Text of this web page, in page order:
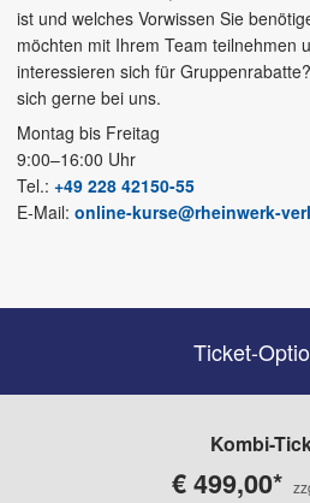
ist und welches Vorwissen Sie
möchten mit Ihrem Team teilnehmen
interessieren sich für
sich gerne bei uns.
Montag bis Freitag
9:00–16:00 Uhr
Tel.: +49 228 42150-55
E-Mail: online-kurse@rheinwerk-
Ticket-
Kombi-
€ 499,00*